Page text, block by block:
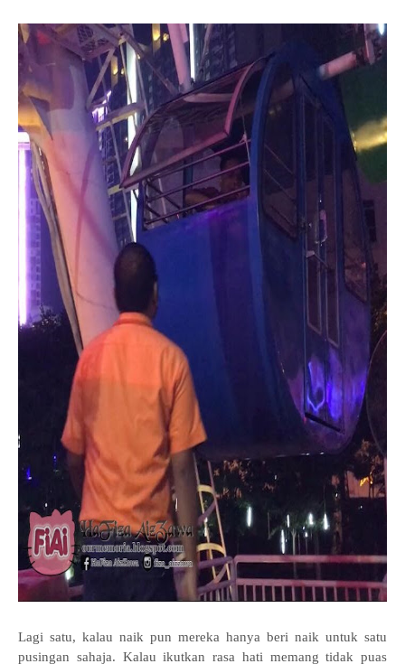
Lagi satu, kalau naik pun mereka hanya beri naik untuk satu
pusingan sahaja. Kalau ikutkan rasa hati memang tidak puas